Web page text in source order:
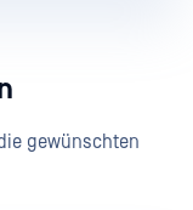
gewünschten